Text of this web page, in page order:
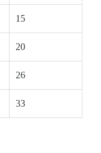
15
20
26
33